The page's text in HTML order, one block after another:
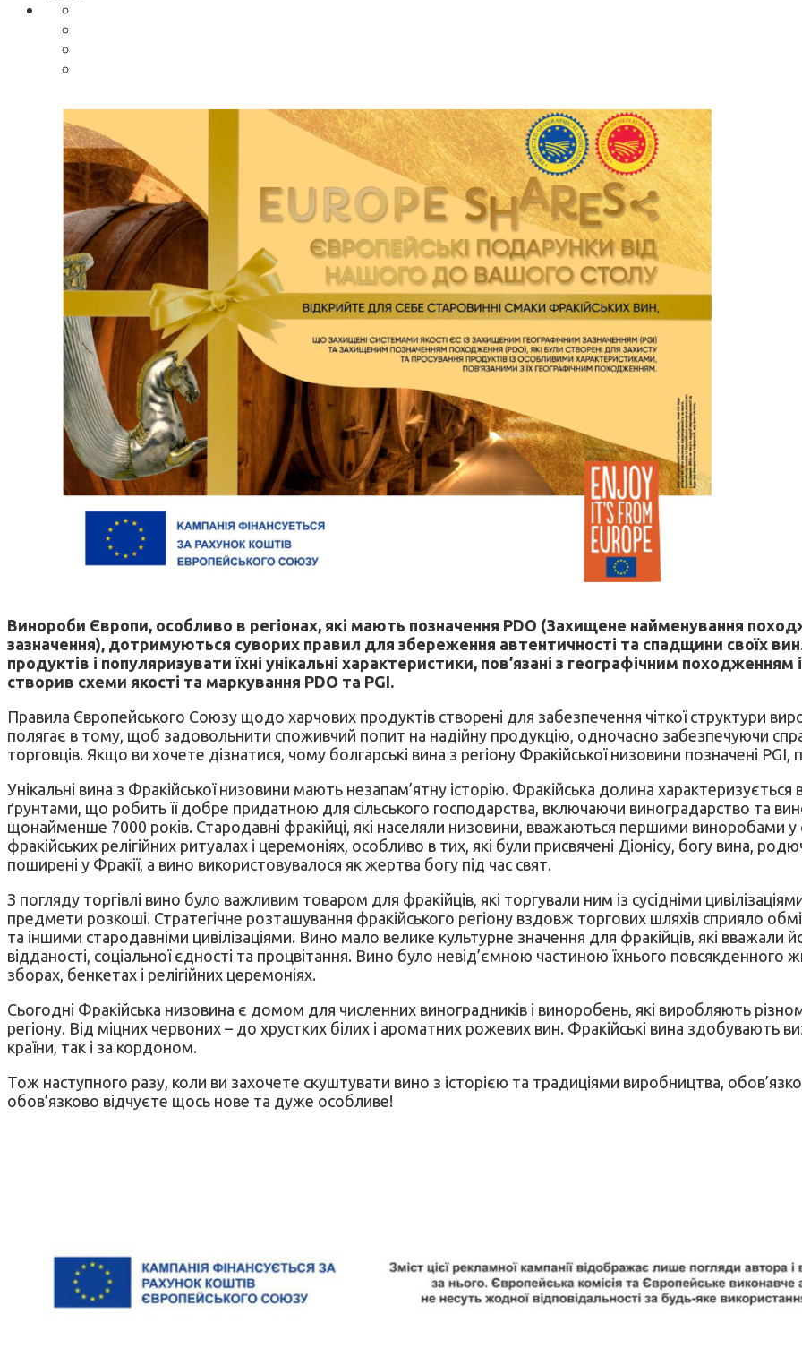
Винороби Європи, особливо в регіонах, які мають позначення PDO (Захищене найменування
зазначення), дотримуються суворих правил для збереження автентичності та спадщини своїх
продуктів і популяризувати їхні унікальні характеристики, пов’язані з географічним
створив схеми якості та маркування PDO та PGI.
Правила Європейського Союзу щодо харчових продуктів створені для забезпечення чіткої структури
полягає в тому, щоб задовольнити споживчий попит на надійну продукцію, одночасно забезпечуючи
торговців. Якщо ви хочете дізнатися, чому болгарські вина з регіону Фракійської низовини позначені
Унікальні вина з Фракійської низовини мають незапам’ятну історію. Фракійська долина
ґрунтами, що робить її добре придатною для сільського господарства, включаючи виноградарство та
щонайменше 7000 років. Стародавні фракійці, які населяли низовини, вважаються першими виноробами у
фракійських релігійних ритуалах і церемоніях, особливо в тих, які були присвячені Діонісу, богу вина,
поширені у Фракії, а вино використовувалося як жертва богу під час свят.
З погляду торгівлі вино було важливим товаром для фракійців, які торгували ним із сусідніми
предмети розкоші. Стратегічне розташування фракійського регіону вздовж торгових шляхів сприяло
та іншими стародавніми цивілізаціями. Вино мало велике культурне значення для фракійців, які вважали
відданості, соціальної єдності та процвітання. Вино було невід’ємною частиною їхнього повсякденного
зборах, бенкетах і релігійних церемоніях.
Сьогодні Фракійська низовина є домом для численних виноградників і виноробень, які виробляють
регіону. Від міцних червоних – до хрустких білих і ароматних рожевих вин. Фракійські вина здобувають
країни, так і за кордоном.
Тож наступного разу, коли ви захочете скуштувати вино з історією та традиціями виробництва,
обов’язково відчуєте щось нове та дуже особливе!